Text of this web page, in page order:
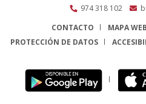
974 318 102
CONTACTO
MAPA WEB
PROTECCIÓN DE DATOS